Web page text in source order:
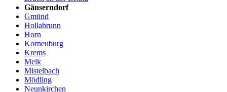
Gänserndorf
Gmünd
Hollabrunn
Horn
Korneuburg
Krems
Melk
Mistelbach
Mödling
Neunkirchen